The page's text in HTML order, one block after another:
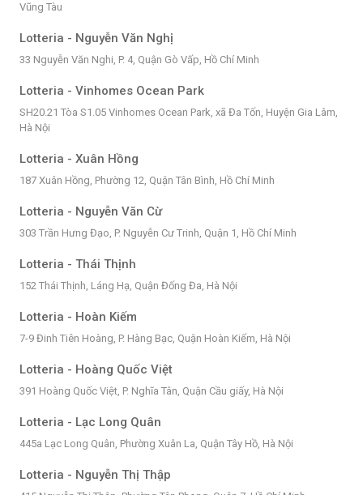
Vũng Tàu
Lotteria - Nguyễn Văn Nghị
33 Nguyễn Văn Nghi, P. 4, Quận Gò Vấp, Hồ Chí Minh
Lotteria - Vinhomes Ocean Park
SH20.21 Tòa S1.05 Vinhomes Ocean Park, xã Đa Tốn, Huyện Gia Lâm,
Hà Nội
Lotteria - Xuân Hồng
187 Xuân Hồng, Phường 12, Quận Tân Bình, Hồ Chí Minh
Lotteria - Nguyễn Văn Cừ
303 Trần Hưng Đạo, P. Nguyễn Cư Trinh, Quận 1, Hồ Chí Minh
Lotteria - Thái Thịnh
152 Thái Thịnh, Láng Hạ, Quận Đống Đa, Hà Nội
Lotteria - Hoàn Kiếm
7-9 Đinh Tiên Hoàng, P. Hàng Bạc, Quận Hoàn Kiếm, Hà Nội
Lotteria - Hoàng Quốc Việt
391 Hoàng Quốc Việt, P. Nghĩa Tân, Quận Cầu giấy, Hà Nội
Lotteria - Lạc Long Quân
445a Lạc Long Quân, Phường Xuân La, Quận Tây Hồ, Hà Nội
Lotteria - Nguyễn Thị Thập